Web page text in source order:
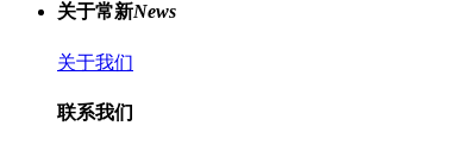
关于常新News
关于我们
联系我们